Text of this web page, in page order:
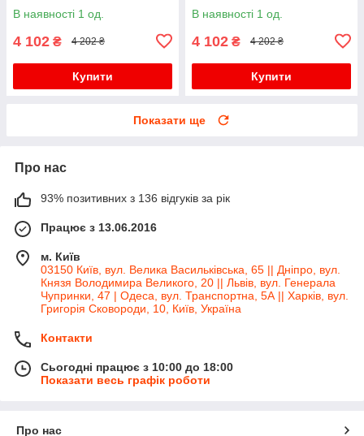
2500+Зубна щітка
В наявності 1 од.
4 102 ₴ 4 202 ₴
Купити
HDD/ HD 4600
В наявності 1 од.
4 102 ₴ 4 202 ₴
Купити
Показати ще
Про нас
93% позитивних з 136 відгуків за рік
Працює з 13.06.2016
м. Київ
03150 Київ, вул. Велика Васильківська, 65 || Дніпро, вул.
Князя Володимира Великого, 20 || Львів, вул. Генерала
Чупринки, 47 | Одеса, вул. Транспортна, 5А || Харків, вул.
Григорія Сковороди, 10, Київ, Україна
Контакти
Сьогодні працює з 10:00 до 18:00
Показати весь графік роботи
Про нас